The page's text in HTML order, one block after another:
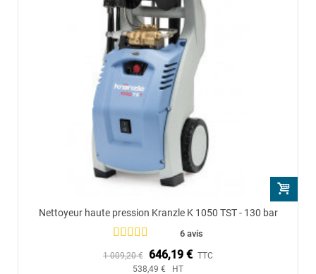
Nettoyeur haute pression Kranzle K 1050 TST - 130 bar
6 avis
1 009,20 € 646,19 € TTC
538,49 € HT